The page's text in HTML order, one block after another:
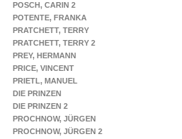
POSCH, CARIN 2
POTENTE, FRANKA
PRATCHETT, TERRY
PRATCHETT, TERRY 2
PREY, HERMANN
PRICE, VINCENT
PRIETL, MANUEL
DIE PRINZEN
DIE PRINZEN 2
PROCHNOW, JÜRGEN
PROCHNOW, JÜRGEN 2